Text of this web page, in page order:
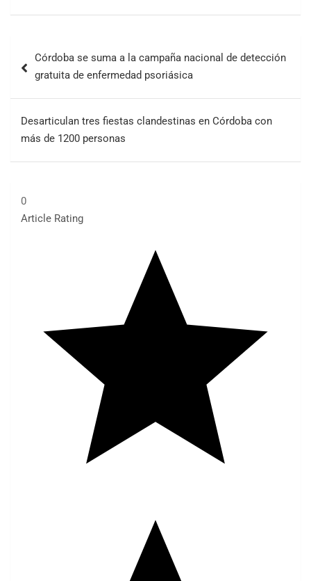
Córdoba se suma a la campaña nacional de detección
gratuita de enfermedad psoriásica
Desarticulan tres fiestas clandestinas en Córdoba con
más de 1200 personas
0
Article Rating